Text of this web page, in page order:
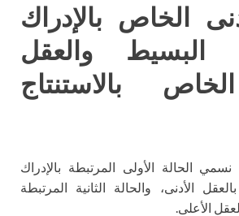
الخاص بالإدراك
البسيط والعقل
بالاستنتاج
الحالة الأولى المرتبطة بالإدراك
الأدنى، والحالة الثانية المرتبطة
الأعلى.